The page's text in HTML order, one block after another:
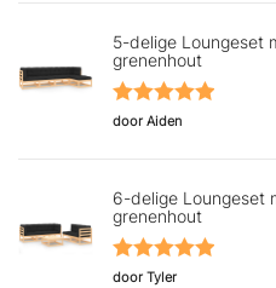
5-delige Loungeset
grenenhout
Gewaardeerd
door Aiden
6-delige Loungeset
grenenhout
Gewaardeerd
door Tyler